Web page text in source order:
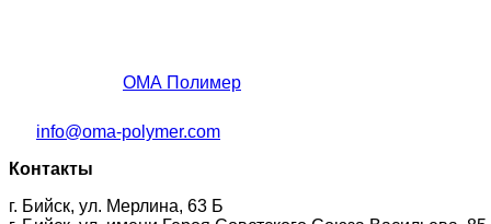
ОМА Полимер
info@oma-polymer.com
Контакты
г. Бийск, ул. Мерлина, 63 Б